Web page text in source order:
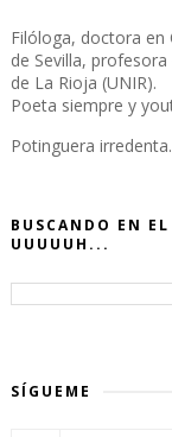
Filóloga, doctora en
de Sevilla,
de La Rioja (UNIR).
Poeta siempre y
Potinguera
BUSCANDO EN
UUUUUH...
SÍGUEME